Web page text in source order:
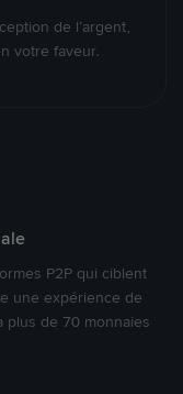
de l’argent,
votre faveur.
P2P qui ciblent
une expérience de
plus de 70 monnaies